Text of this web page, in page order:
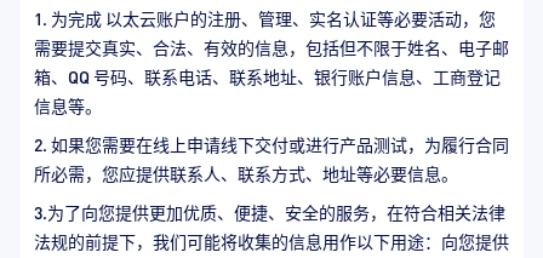
1. 为完成 以太云账户的注册、管理、实名认证等必要活动，您
需要提交真实、合法、有效的信息，包括但不限于姓名、电子邮
箱、QQ 号码、联系电话、联系地址、银行账户信息、工商登记
信息等。
2. 如果您需要在线上申请线下交付或进行产品测试，为履行合同
所必需，您应提供联系人、联系方式、地址等必要信息。
3.为了向您提供更加优质、便捷、安全的服务，在符合相关法律
法规的前提下，我们可能将收集的信息用作以下用途：向您提供